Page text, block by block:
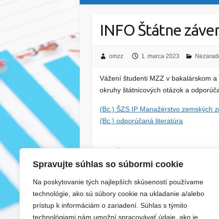
Spravujte súhlas so súbormi cookie
Na poskytovanie tých najlepších skúseností používame
technológie, ako sú súbory cookie na ukladanie a/alebo
prístup k informáciám o zariadení. Súhlas s týmito
technológiami nám umožní spracovávať údaje, ako je
INFO Štátne
omzz 1. marca 2023
Vážení študenti MZZ v bakalárskom
okruhy štátnicových otázok a
(Bc.) ŠZS IP Manažérstvo zemských
(Bc.) odporúčaná literatúra
(Ing.) odporúčaná literatúra
←Rozhodujete sa, kam na vysokú